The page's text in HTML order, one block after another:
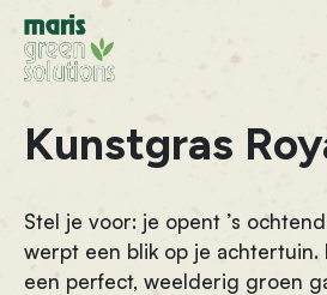
Naar inhoud
Kunstgras
Stel je voor: je opent ’s
werpt een blik op je achtertuin.
een perfect, weelderig groen